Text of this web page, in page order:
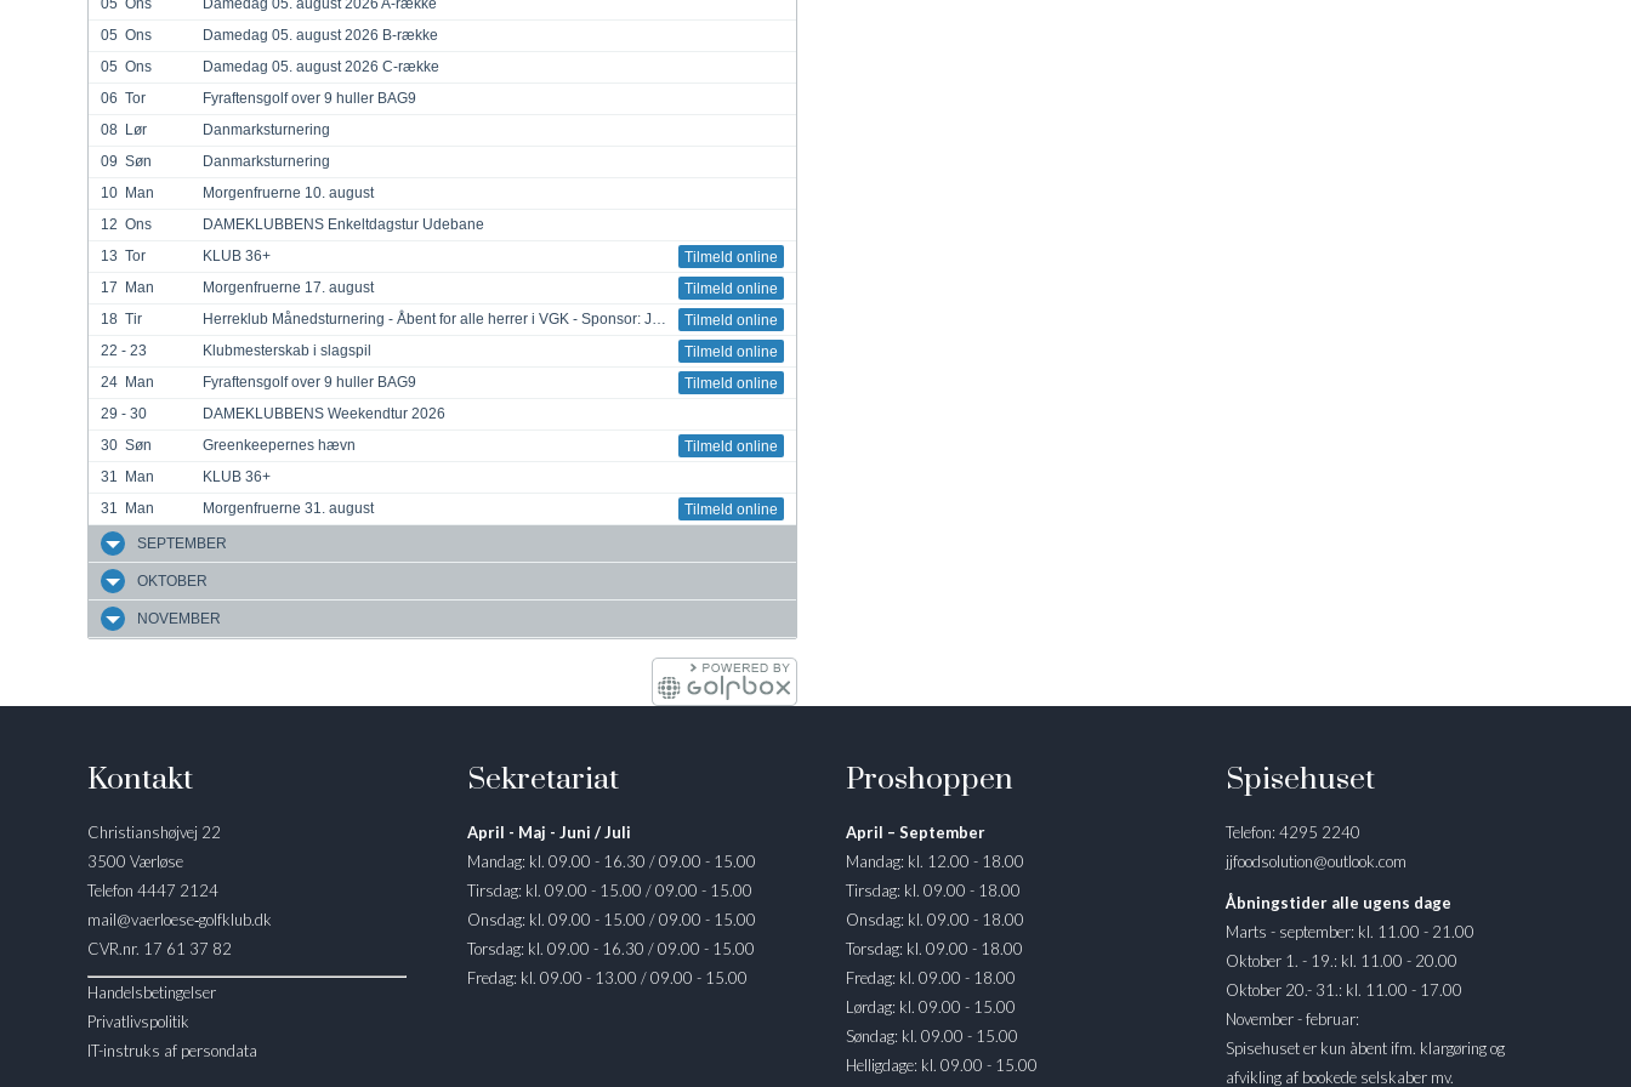
05 Ons
Damedag 05. august 2026 A-række
05 Ons
Damedag 05. august 2026 B-række
05 Ons
Damedag 05. august 2026 C-række
06 Tor
Fyraftensgolf over 9 huller BAG9
08
Lør
Danmarksturnering
09 Søn
Danmarksturnering
10 Man
Morgenfruerne 10. august
12 Ons
DAMEKLUBBENS Enkeltdagstur Udebane
13 Tor Tilmeld online
KLUB 36+
17
Man Tilmeld online
Morgenfruerne 17. august
18 Tir Tilmeld online
Herreklub Månedsturnering - Åbent for alle herrer i VGK - Sponsor: Johnsen Wine
22 - 23
Tilmeld online
Klubmesterskab i slagspil
24 Man Tilmeld online
Fyraftensgolf over 9 huller BAG9
29 - 30
DAMEKLUBBENS Weekendtur 2026
30 Søn Tilmeld online
Greenkeepernes hævn
31
Man
KLUB 36+
31
Man Tilmeld online
Morgenfruerne 31. august
SEPTEMBER
OKTOBER
NOVEMBER
Kontakt
Christianshøjvej 22
3500 Værløse
Telefon 4447 2124
mail@vaerloese‑golfklub.dk
CVR.nr. 17 61 37 82
Handelsbetingelser
Privatlivspolitik
IT-instruks af persondata
Sekretariat
April - Maj - Juni / Juli
Mandag: kl. 09.00 - 16.30 / 09.00 - 15.00
Tirsdag: kl. 09.00 - 15.00 / 09.00 - 15.00
Onsdag: kl. 09.00 - 15.00 / 09.00 - 15.00
Torsdag: kl. 09.00 - 16.30 / 09.00 - 15.00
Fredag: kl. 09.00 - 13.00 / 09.00 - 15.00
Proshoppen
April – September
Mandag: kl. 12.00 - 18.00
Tirsdag: kl. 09.00 - 18.00
Onsdag: kl. 09.00 - 18.00
Torsdag: kl. 09.00 - 18.00
Fredag: kl. 09.00 - 18.00
Lørdag: kl. 09.00 - 15.00
Søndag: kl. 09.00 - 15.00
Helligdage: kl. 09.00 - 15.00
Spisehuset
Telefon: 4295 2240
jjfoodsolution@outlook.com
Åbningstider alle ugens dage
Marts - september: kl. 11.00 - 21.00
Oktober 1. - 19.: kl. 11.00 - 20.00
Oktober 20.- 31.: kl. 11.00 - 17.00
November - februar:
Spisehuset er kun åbent ifm. klargøring og
afvikling af bookede selskaber mv.